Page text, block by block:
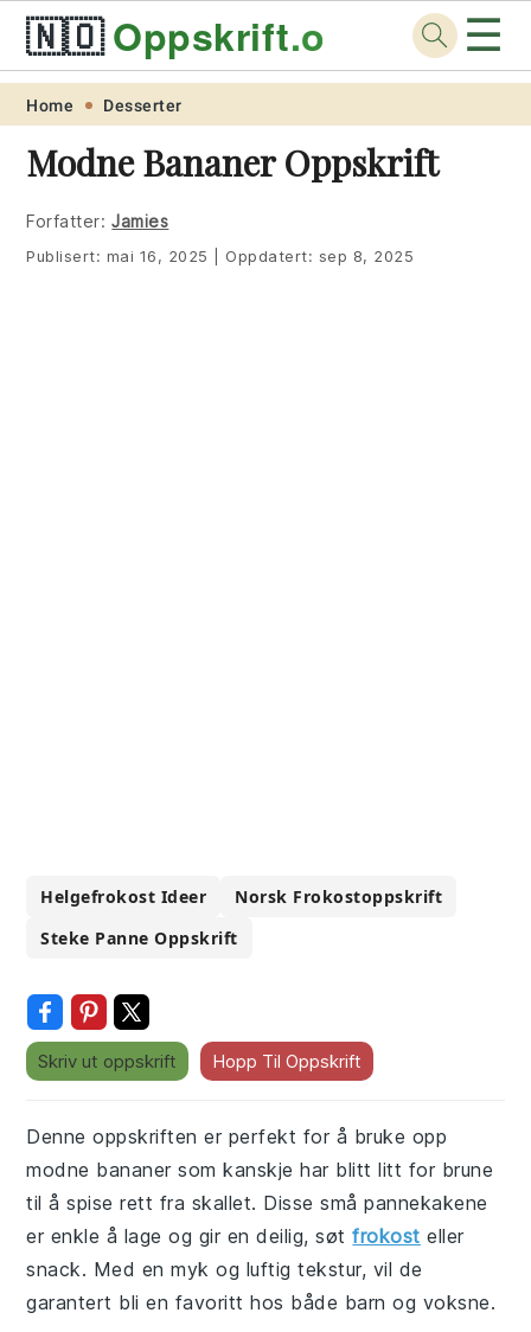
Skip
primary
navigation
Skip
main
content
Skip
primary
sidebar
Skip
footer
🇳🇴Oppskrift.org ☰
Home Desserter
Modne Bananer Oppskrift
Forfatter: Jamies
Publisert: mai 16, 2025 Oppdatert: sep 8, 2025
Helgefrokost Ideer
Norsk Frokostoppskrift
Steke Panne Oppskrift
Skriv ut oppskrift Hopp Til Oppskrift
Denne oppskriften er perfekt for å bruke opp
modne bananer som kanskje har blitt litt for brune
til å spise rett fra skallet. Disse små pannekakene
er enkle å lage og gir en deilig, søtfrokost eller
snack. Med en myk og luftig tekstur, vil de
garantert bli en favoritt hos både barn og voksne.